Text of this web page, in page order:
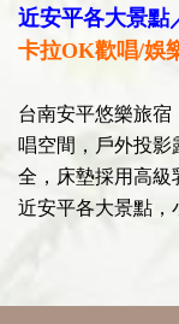
近安平各大景點
卡拉OK歡唱/娛
台南安平悠樂旅宿
唱空間，戶外投
全，床墊採用高級
近安平各大景點，